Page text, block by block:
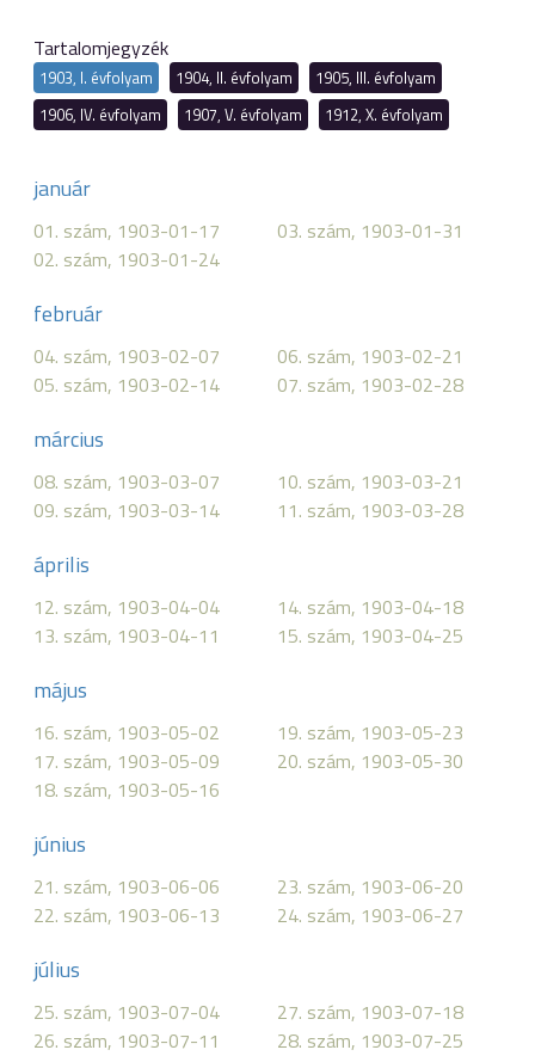
Tartalomjegyzék
1903, I. évfolyam 1904, II. évfolyam
1905, III. évfolyam
1906, IV. évfolyam
1907, V. évfolyam 1912, X. évfolyam
január
01. szám, 1903-01-17
02. szám, 1903-01-24
03. szám, 1903-01-31
február
04. szám, 1903-02-07
05. szám, 1903-02-14
06. szám, 1903-02-21
07. szám, 1903-02-28
március
08. szám, 1903-03-07
09. szám, 1903-03-14
10. szám, 1903-03-21
11. szám, 1903-03-28
április
12. szám, 1903-04-04
13. szám, 1903-04-11
14. szám, 1903-04-18
15. szám, 1903-04-25
május
16. szám, 1903-05-02
17. szám, 1903-05-09
18. szám, 1903-05-16
19. szám, 1903-05-23
20. szám, 1903-05-30
június
21. szám, 1903-06-06
22. szám, 1903-06-13
23. szám, 1903-06-20
24. szám, 1903-06-27
július
25. szám, 1903-07-04
26. szám, 1903-07-11
27. szám, 1903-07-18
28. szám, 1903-07-25